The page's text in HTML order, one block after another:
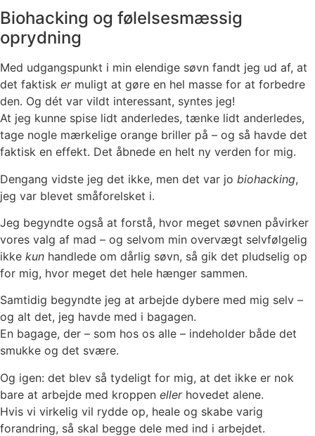
Biohacking og følelsesmæssig
oprydning
Med udgangspunkt i min elendige søvn fandt jeg ud af, at
det faktisk ermuligt at gøre en hel masse for at forbedre
den. Og dét var vildt interessant, syntes jeg!
At jeg kunne spise lidt anderledes, tænke lidt anderledes,
tage nogle mærkelige orange briller på – og så havde det
faktisk en effekt. Det åbnede en helt ny verden for mig.
Dengang vidste jeg det ikke, men det var jo biohacking,
jeg var blevet småforelsket i.
Jeg begyndte også at forstå, hvor meget søvnen påvirker
vores valg af mad – og selvom min overvægt selvfølgelig
ikke kun handlede om dårlig søvn, så gik det pludselig op
for mig, hvor meget det hele hænger sammen.
Samtidig begyndte jeg at arbejde dybere med mig selv –
og alt det, jeg havde med i bagagen.
En bagage, der – som hos os alle – indeholder både det
smukke og det svære.
Og igen: det blev så tydeligt for mig, at det ikke er nok
bare at arbejde med kroppen ellerhovedet alene.
Hvis vi virkelig vil rydde op, heale og skabe varig
forandring, så skal begge dele med ind i arbejdet.